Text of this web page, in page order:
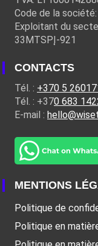
Code de la
Exploitant du
33MTSPĮ-921
CONTACTS
Tél. : +370 5
Tél. : +370 683
E-mail :
MENTIONS
Politique de
Politique en